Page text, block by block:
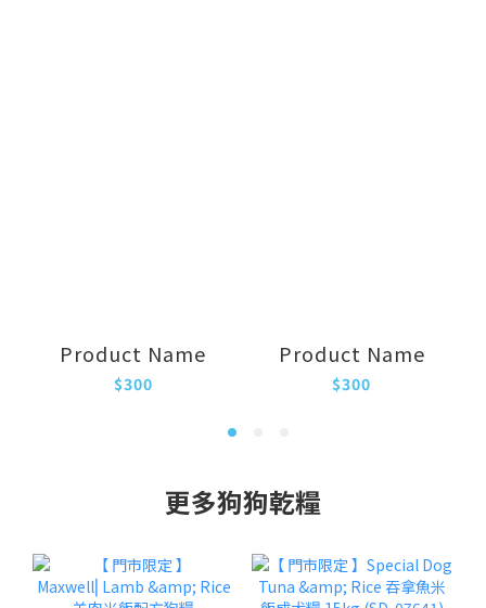
Product Name
$300
Product Name
$300
更多狗狗乾糧